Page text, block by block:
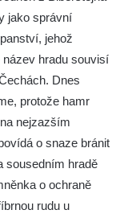
jako správní
jehož
hradu souvisí
Dnes
protože hamr
nejzazším
o snaze bránit
sousedním hradě
o ochraně
rudu u